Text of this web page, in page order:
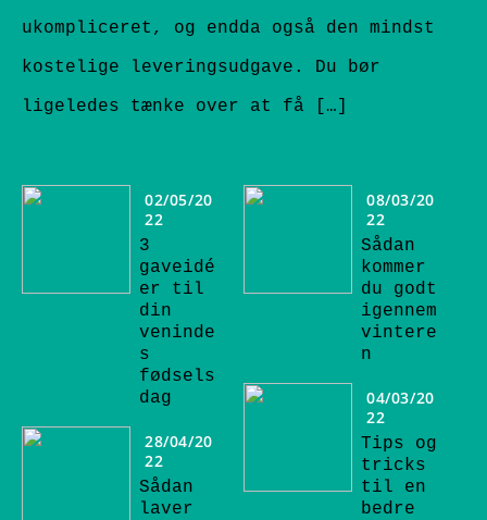
ukompliceret, og endda også den mindst
kostelige leveringsudgave. Du bør
ligeledes tænke over at få […]
02/05/20
22
3
gaveidé
er til
din
veninde
s
fødsels
dag
28/04/20
22
Sådan
laver
08/03/20
22
Sådan
kommer
du godt
igennem
vintere
n
04/03/20
22
Tips og
tricks
til en
bedre